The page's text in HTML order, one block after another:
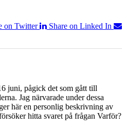
on Twitter
Share on Linked In
juni, pågick det som gått till
Jag närvarade under dessa
här en personlig beskrivning av
hitta svaret på frågan Varför?